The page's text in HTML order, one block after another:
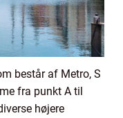
består af Metro, S
fra punkt A til
højere